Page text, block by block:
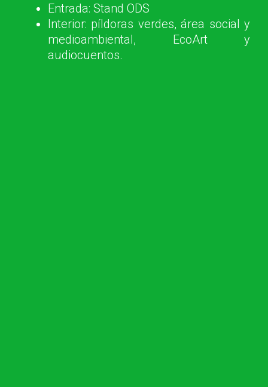
Entrada: Stand ODS
Interior: píldoras verdes, área social y
medioambiental, EcoArt y
audiocuentos.